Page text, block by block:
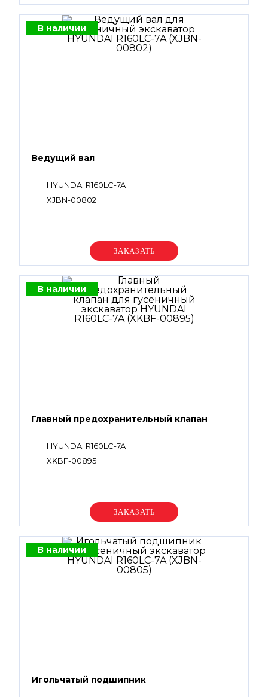
В наличии
Ведущий вал
HYUNDAI R160LC-7A
XJBN-00802
Уточняйте цену
В наличии
Главный предохранительный клапан
HYUNDAI R160LC-7A
XKBF-00895
Уточняйте цену
В наличии
Игольчатый подшипник